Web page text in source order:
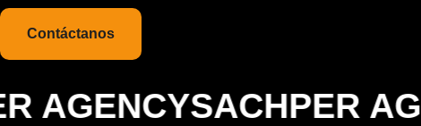
Contáctanos
SACHPER